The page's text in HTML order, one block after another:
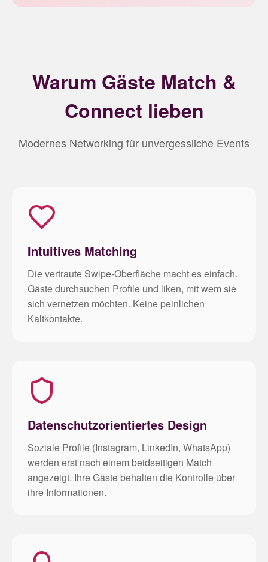
Warum Gäste Match &
Connect lieben
Modernes Networking für unvergessliche Events
Intuitives Matching
Die vertraute Swipe-Oberfläche macht es einfach.
Gäste durchsuchen Profile und liken, mit wem sie
sich vernetzen möchten. Keine peinlichen
Kaltkontakte.
Datenschutzorientiertes Design
Soziale Profile (Instagram, LinkedIn, WhatsApp)
werden erst nach einem beidseitigen Match
angezeigt. Ihre Gäste behalten die Kontrolle über
ihre Informationen.